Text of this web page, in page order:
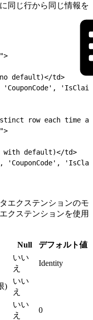
同じ行から同じ情報を
no default)</td>
'CouponCode',
row each
with default)</td>
'CouponCode',
エクステンションのモ
クステンションを使用
Null デフォルト値
いい
え
Identity
)
いい
え
いい
え
0